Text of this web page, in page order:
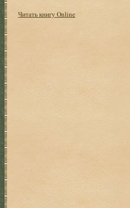
Читать книгу Online